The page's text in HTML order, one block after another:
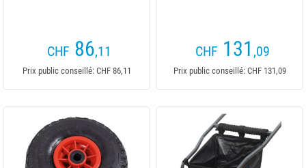
CHF 86,11
Prix public conseillé: CHF 86,11
CHF 131 ,09
Prix public conseillé: CHF 131,09